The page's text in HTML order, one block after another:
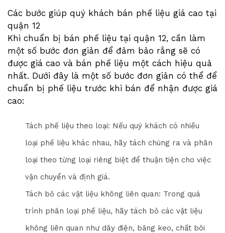
Các bước giúp quý khách bán phế liệu giá cao tại
quận 12
Khi chuẩn bị bán phế liệu tại quận 12, cần làm
một số bước đơn giản để đảm bảo rằng sẽ có
được giá cao và bán phế liệu một cách hiệu quả
nhất. Dưới đây là một số bước đơn giản có thể để
chuẩn bị phế liệu trước khi bán để nhận được giá
cao:
Tách phế liệu theo loại: Nếu quý khách có nhiều
loại phế liệu khác nhau, hãy tách chúng ra và phân
loại theo từng loại riêng biệt để thuận tiện cho việc
vận chuyển và định giá.
Tách bỏ các vật liệu không liên quan: Trong quá
trình phân loại phế liệu, hãy tách bỏ các vật liệu
không liên quan như dây điện, băng keo, chất bôi